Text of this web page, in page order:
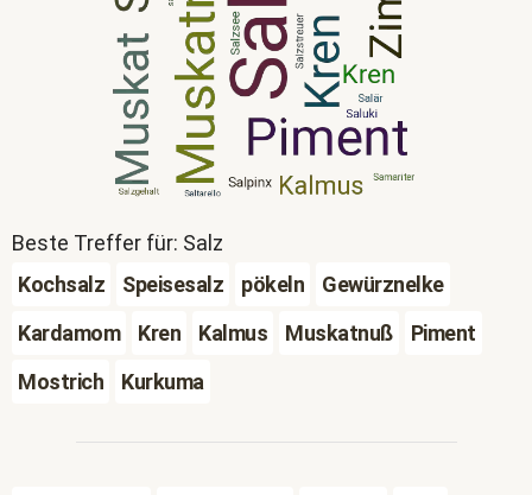
Beste Treffer für: Salz
Kochsalz
Speisesalz pökeln
Gewürznelke
Kardamom
Kren Kalmus Muskatnuß
Piment
Mostrich
Kurkuma